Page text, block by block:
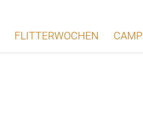
FLITTERWOCHEN